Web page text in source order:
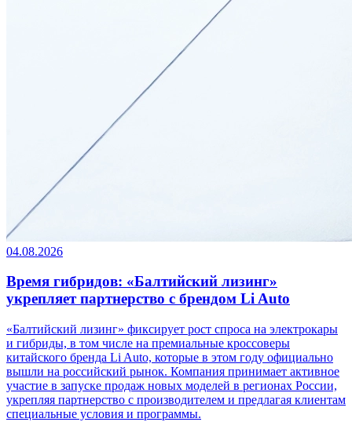
04.08.2026
Время гибридов: «Балтийский лизинг»
укрепляет партнерство с брендом Li Auto
«Балтийский лизинг» фиксирует рост спроса на электрокары
и гибриды, в том числе на премиальные кроссоверы
китайского бренда Li Auto, которые в этом году официально
вышли на российский рынок. Компания принимает активное
участие в запуске продаж новых моделей в регионах России,
укрепляя партнерство с производителем и предлагая клиентам
специальные условия и программы.